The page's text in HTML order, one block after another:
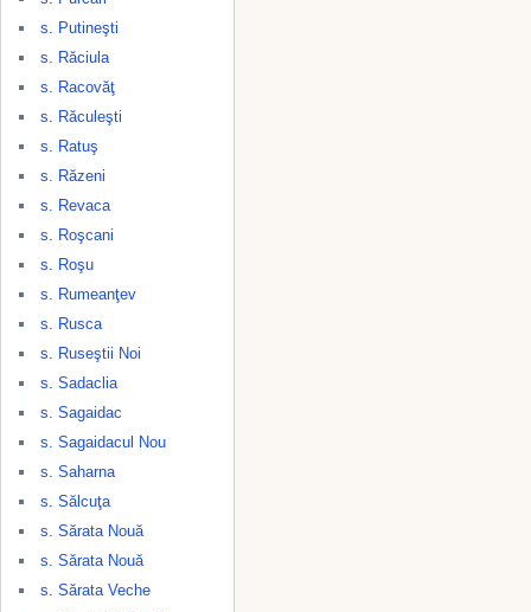
s. Putineşti
s. Răciula
s. Racovăţ
s. Răculeşti
s. Ratuş
s. Răzeni
s. Revaca
s. Roşcani
s. Roşu
s. Rumeanţev
s. Rusca
s. Ruseştii Noi
s. Sadaclia
s. Sagaidac
s. Sagaidacul Nou
s. Saharna
s. Sălcuţa
s. Sărata Nouă
s. Sărata Nouă
s. Sărata Veche